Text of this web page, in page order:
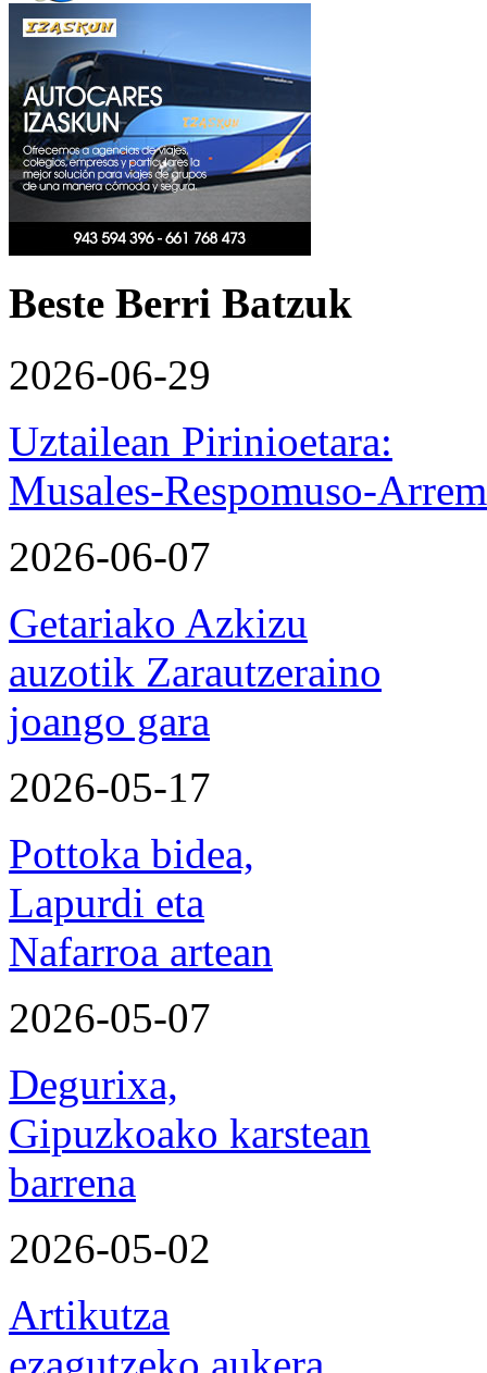
Beste Berri Batzuk
2026-06-29
Uztailean Pirinioetara:
Musales-Respomuso-
2026-06-07
Getariako Azkizu
auzotik Zarautzeraino
joango gara
2026-05-17
Pottoka bidea,
Lapurdi eta
Nafarroa artean
2026-05-07
Degurixa,
Gipuzkoako karstean
barrena
2026-05-02
Artikutza